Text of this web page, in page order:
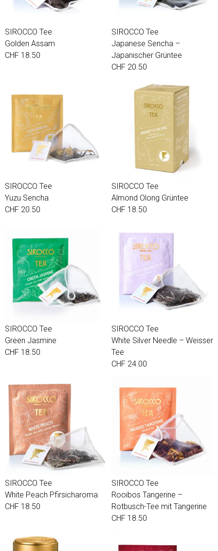
SIROCCO Tee
Golden Assam
CHF 18.50
SIROCCO Tee
Japanese Sencha –
Japanischer Grüntee
CHF 20.50
SIROCCO Tee
Yuzu Sencha
CHF 20.50
SIROCCO Tee
Almond Olong Grüntee
CHF 18.50
SIROCCO Tee
Green Jasmine
CHF 18.50
SIROCCO Tee
White Silver Needle – Weisser
Tee
CHF 24.00
SIROCCO Tee
White Peach Pfirsicharoma
CHF 18.50
SIROCCO Tee
Rooibos Tangerine –
Rotbusch-Tee mit Tangerine
CHF 18.50